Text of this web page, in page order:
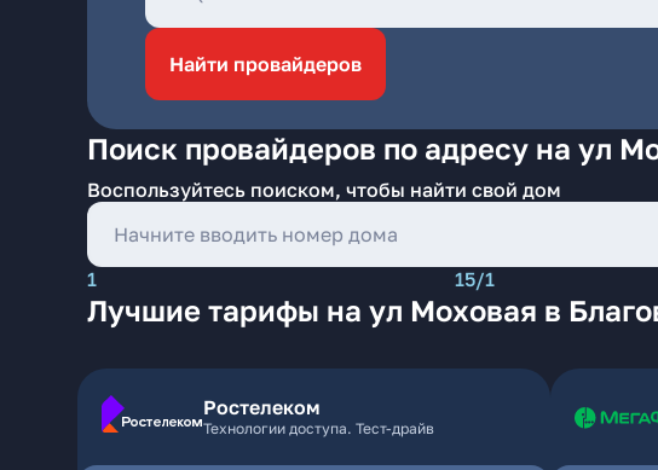
Найти провайдеров
Поиск провайдеров по адресу на ул
Воспользуйтесь поиском, чтобы найти свой дом
1 15/1
Лучшие тарифы на ул Моховая в
Ростелеком
Технологии доступа. Тест-драйв